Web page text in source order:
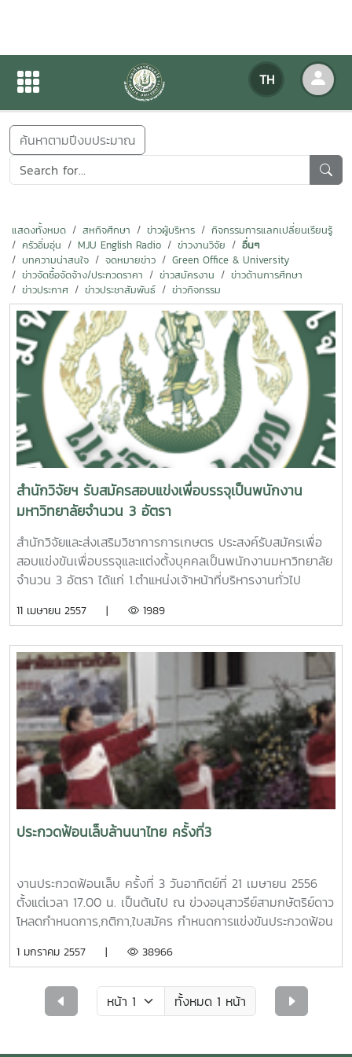
TH
ข่าวสารกิจกรรม
ค้นหาตามปีงบประมาณ
แสดงทั้งหมด สหกิจศึกษา ข่าวผู้บริหาร
กิจกรรมการแลกเปลี่ยนเรียนรู้
ครัวอิ่มอุ่น
MJU English Radio ข่าวงานวิจัย
อื่นๆ
บทความน่าสนใจ
จดหมายข่าว
Green Office & University
ข่าวจัดซื้อจัดจ้าง/ประกวดราคา
ข่าวสมัครงาน
ข่าวด้านการศึกษา
ข่าวประกาศ
ข่าวประชาสัมพันธ์ ข่าวกิจกรรม
สำนักวิจัยฯ รับสมัครสอบแข่งเพื่อบรรจุเป็นพนักงาน
มหาวิทยาลัยจำนวน 3 อัตรา
สำนักวิจัยและส่งเสริมวิชาการการเกษตร ประสงค์รับสมัครเพื่อ
สอบแข่งขันเพื่อบรรจุและแต่งตั้งบุคคลเป็นพนักงานมหาวิทยาลัย
จำนวน 3 อัตรา ได้แก่ 1.ตำแหน่งเจ้าหน้าที่บริหารงานทั่วไป
3.ตำแหน่งนักวิชาการเกษตร จำนวน 1 อัตรา ผู้ประสงค์จะสมัคร
http://personnel.mju.ac.th ยื่นใบสมัครได้ที่งานบริหารและ
ธุรการ สำนักงานเลขานุการ สำนักวิจัยฯ ชั้น 3 อาคาร
เฉลิมพระเกียรติสมเด็จพระเทพรัตนราชสุดาฯ มหาวิทยาลัยแม่โจ้
โทร.0 5387 3850 ในวันและเวลาราชการ รายละเอียด....
11 เมษายน 2557 | 1989
ประกวดฟ้อนเล็บล้านนาไทย ครั้งที่3
งานประกวดฟ้อนเล็บ ครั้งที่ 3 วันอาทิตย์ที่ 21 เมษายน 2556
ตั้งแต่เวลา 17.00 น. เป็นต้นไป ณ ข่วงอนุสาวรีย์สามกษัตริย์ดาว
โหลดกำหนดการ,กติกา,ใบสมัคร กำหนดการแข่งขันประกวดฟ้อน
อนุสาวรีย์สามกษัตริย์ อำเภอเมือง จังหวัดเชียงใหม่เวลา
การแข่งขันประกวดฟ้อนเล็บล้านนาไทย ครั้งที่
3 กล่าวรายงานโดย...รอง
สี่
1 มกราคม 2557 | 38966
ทั้งหมด 1 หน้า